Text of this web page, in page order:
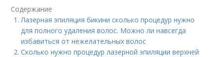
Содержание
Лазерная эпиляция бикини сколько процедур нужно
для полного удаления волос. Можно ли навсегда
избавиться от нежелательных волос
Сколько нужно процедур лазерной эпиляции верхней